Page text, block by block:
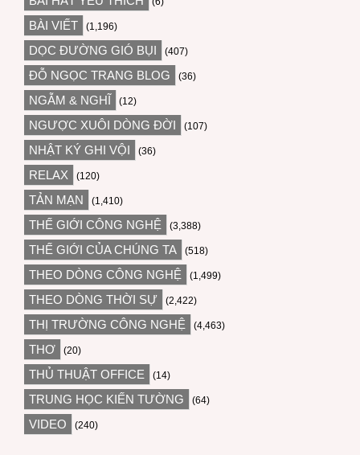
BÀI VIẾT (1,196)
DỌC ĐƯỜNG GIÓ BỤI (407)
ĐỖ NGỌC TRANG BLOG (36)
NGẪM & NGHĨ (12)
NGƯỢC XUÔI DÒNG ĐỜI (107)
NHẬT KÝ GHI VỘI (36)
RELAX (120)
TẢN MẠN (1,410)
THẾ GIỚI CÔNG NGHỆ (3,388)
THẾ GIỚI CỦA CHÚNG TA (518)
THEO DÒNG CÔNG NGHỆ (1,499)
THEO DÒNG THỜI SỰ (2,422)
THỊ TRƯỜNG CÔNG NGHỆ (4,463)
THƠ (20)
THỦ THUẬT OFFICE (14)
TRUNG HỌC KIẾN TƯỜNG (64)
VIDEO (240)